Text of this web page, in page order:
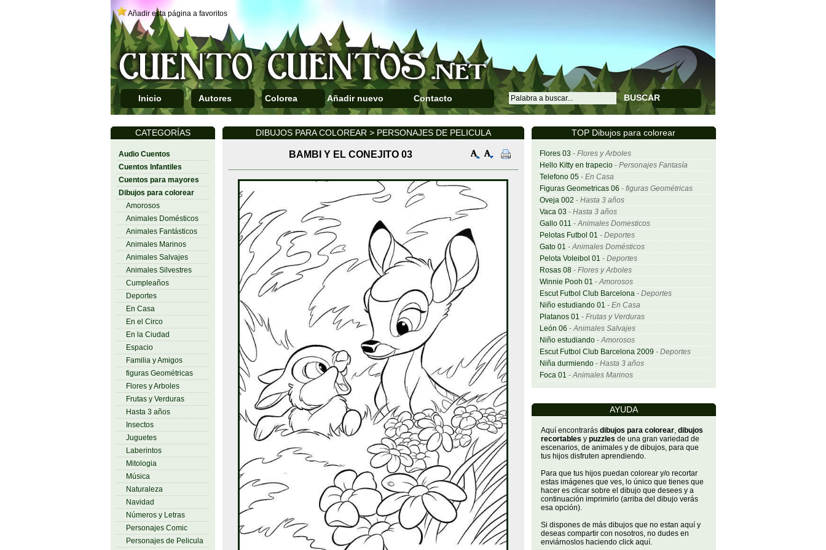
Añadir esta página a favoritos
Inicio Autores Colorea Añadir nuevo Contacto BUSCAR
TOP Dibujos para colorear
Flores 03 - Flores y Arboles
Hello Kitty en trapecio- Personajes Fantasía
Telefono 05- En Casa
Figuras Geometricas 06 - figuras Geométricas
Oveja 002 - Hasta 3 años
Vaca 03 - Hasta 3 años
Gallo 011 -Animales Domesticos
Pelotas Futbol 01 - Deportes
Gato 01 -Animales Domésticos
Pelota Voleibol 01 - Deportes
Rosas 08- Flores y Arboles
Winnie Pooh 01 -Amorosos
Escut Futbol Club Barcelona- Deportes
Niño estudiando 01 - En Casa
Platanos 01 - Frutas y Verduras
León 06 -Animales Salvajes
Niño estudiando-Amorosos
Escut Futbol Club Barcelona 2009 - Deportes
Niña durmiendo- Hasta 3 años
Foca 01 -Animales Marinos
AYUDA
Aquí encontrarás dibujos para colorear, dibujos
recortables y puzzles de una gran variedad de
escenarios, de animales y de dibujos, para que
tus hijos disfruten aprendiendo.
Para que tus hijos puedan colorear y/o recortar
estas imágenes que ves, lo único que tienes que
hacer es clicar sobre el dibujo que desees y a
continuación imprimirlo (arriba del dibujo verás
esa opción).
Si dispones de más dibujos que no estan aquí y
deseas compartir con nosotros, no dudes en
enviárnoslos haciendo click aquí.
CATEGORÍAS
Audio Cuentos
Cuentos Infantiles
Cuentos para mayores
Dibujos para colorear
Amorosos
Animales Domésticos
Animales Fantásticos
Animales Marinos
Animales Salvajes
Animales Silvestres
Cumpleaños
Deportes
En Casa
En el Circo
En la Ciudad
Espacio
Familia y Amigos
figuras Geométricas
Flores y Arboles
Frutas y Verduras
Hasta 3 años
Insectos
Juguetes
Laberintos
Mitologia
Música
Naturaleza
Navidad
Números y Letras
Personajes Comic
Personajes de Pelicula
DIBUJOS PARA COLOREAR > PERSONAJES DE PELICULA
BAMBI Y EL CONEJITO 03